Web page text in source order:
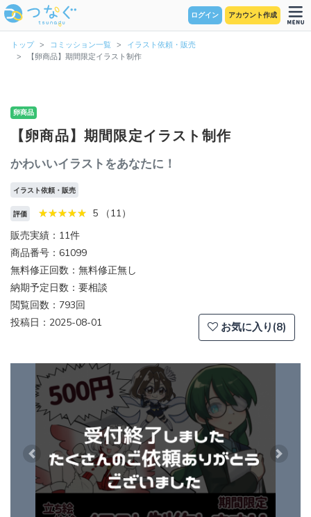
ログイン アカウント作成
トップ コミッション一覧
イラスト依頼・販売
【卵商品】期間限定イラスト制作
卵商品
【卵商品】期間限定イラスト制作
かわいいイラストをあなたに！
イラスト依頼・販売
評価
5 （11）
販売実績：11件
商品番号：61099
無料修正回数：無料修正無し
納期予定日数：要相談
閲覧回数：793回
投稿日：2025-08-01
お気に入り(8)
Previous Next